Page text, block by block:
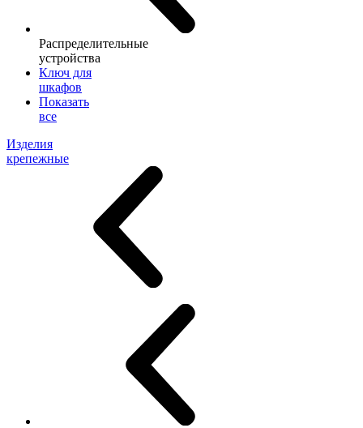
Распределительные
устройства
Ключ для
шкафов
Показать
все
Изделия
крепежные